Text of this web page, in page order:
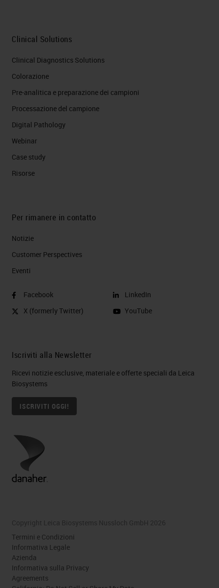
Clinical Solutions
Clinical Diagnostics Solutions
Colorazione
Pre-analitica e preparazione dei campioni
Processazione del campione
Digital Pathology
Webinar
Case study
Risorse
Per rimanere in contatto
Notizie
Customer Perspectives​
Eventi
Facebook
X (formerly Twitter)
LinkedIn
YouTube
Iscriviti alla Newsletter
Ricevi notizie esclusive, materiale e offerte speciali da Leica
Biosystems
ISCRIVITI OGGI!
Copyright Leica Biosystems Nussloch GmbH 2026
Termini e Condizioni
Informativa Legale
Azienda
Informativa sulla Privacy
Agreements